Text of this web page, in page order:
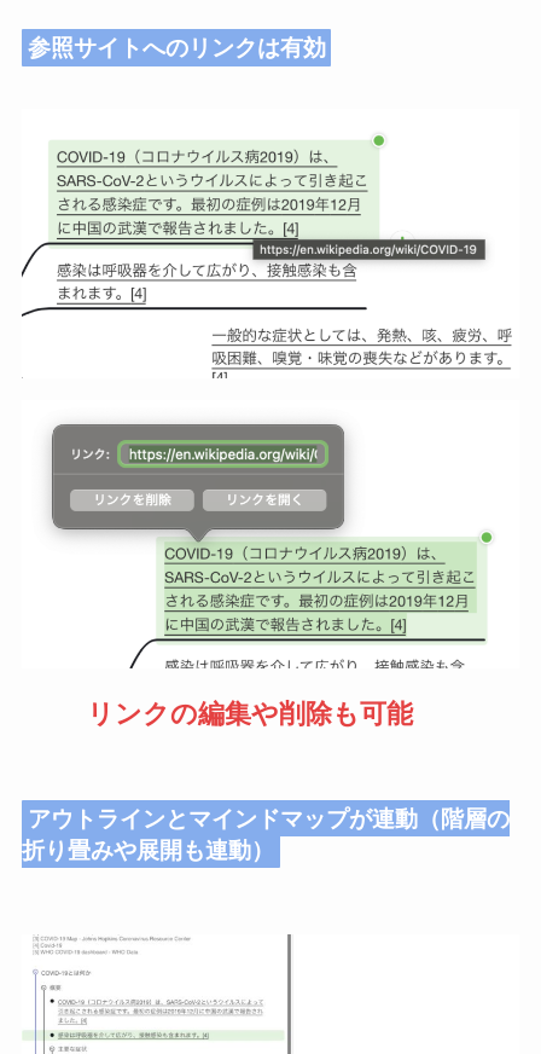
参照サイトへのリンクは有効
リンクの編集や削除も可能
アウトラインとマインドマップが連動（階層の
折り畳みや展開も連動）